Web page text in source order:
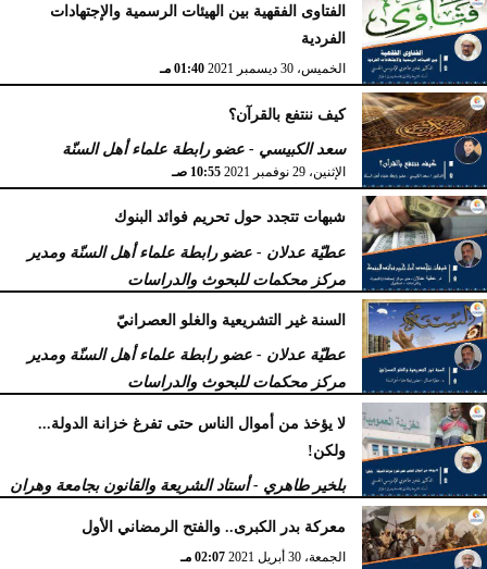
الفتاوى الفقهية بين الهيئات الرسمية والإجتهادات
الفردية
الخميس، 30 ديسمبر 2021 01:40 مـ
كيف ننتفع بالقرآن؟
سعد الكبيسي - عضو رابطة علماء أهل السنّة
الإثنين، 29 نوفمبر 2021 10:55 صـ
شبهات تتجدد حول تحريم فوائد البنوك
عطيّة عدلان - عضو رابطة علماء أهل السنّة ومدير
مركز محكمات للبحوث والدراسات
الجمعة، 15 أكتوبر 2021
السنة غير التشريعية والغلو العصرانيّ
عطيّة عدلان - عضو رابطة علماء أهل السنّة ومدير
مركز محكمات للبحوث والدراسات
الأربعاء، 1 سبتمبر 2021
لا يؤخذ من أموال الناس حتى تفرغ خزانة الدولة...
ولكن!
بلخير طاهري - أستاد الشريعة والقانون بجامعة وهران
بالجزائر
الثلاثاء، 3 أغسطس 2021 03:35 مـ
معركة بدر الكبرى.. والفتح الرمضاني الأول
الجمعة، 30 أبريل 2021 02:07 مـ